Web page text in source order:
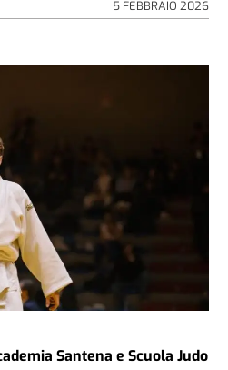
5 FEBBRAIO 2026
Santena e Scuola Judo